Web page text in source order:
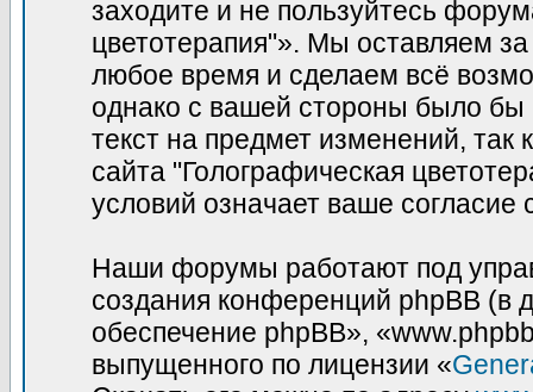
заходите и не пользуйтесь
цветотерапия"». Мы оставляем
любое время и сделаем всё
однако с вашей стороны было бы
текст на предмет изменений,
сайта "Голографическая
условий означает ваше согласие
Наши форумы работают под
создания конференций phpBB
обеспечение phpBB»,
выпущенного по лицензии «